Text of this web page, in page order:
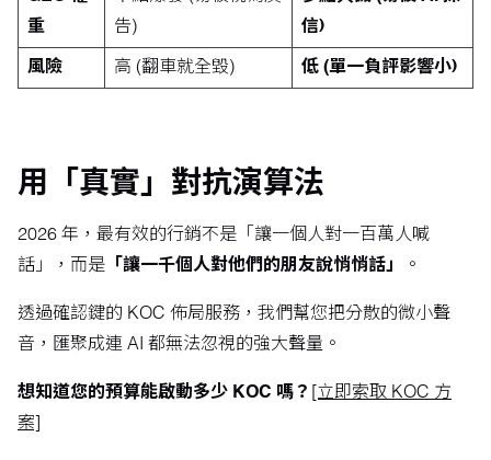
重
告)
信)
風險 高 (翻車就全毀) 低 (單一負評影響小)
用「真實」對抗演算法
2026 年，最有效的行銷不是「讓一個人對一百萬人喊
話」，而是 「讓一千個人對他們的朋友說悄悄話」 。
透過確認鍵的 KOC 佈局服務，我們幫您把分散的微小聲
音，匯聚成連 AI 都無法忽視的強大聲量。
想知道您的預算能啟動多少 KOC 嗎？
[立即索取 KOC 方
案]